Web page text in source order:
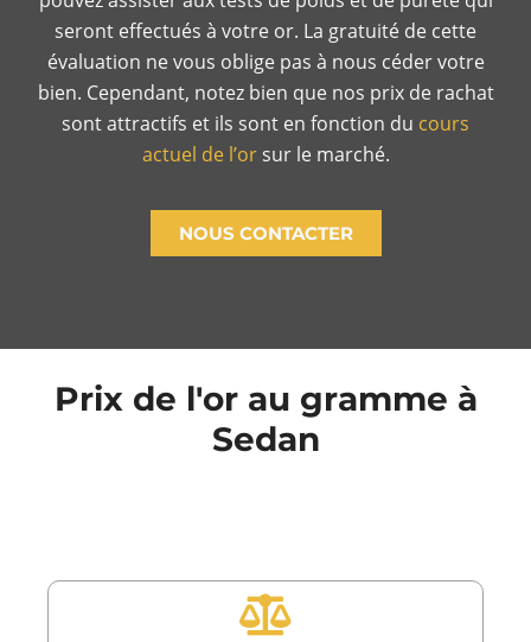
seront effectués à votre or. La gratuité de cette
évaluation ne vous oblige pas à nous céder votre
bien. Cependant, notez bien que nos prix de rachat
sont attractifs et ils sont en fonction du cours
actuel de l’orsur le marché.
NOUS CONTACTER
Prix de l'or au gramme à
Sedan